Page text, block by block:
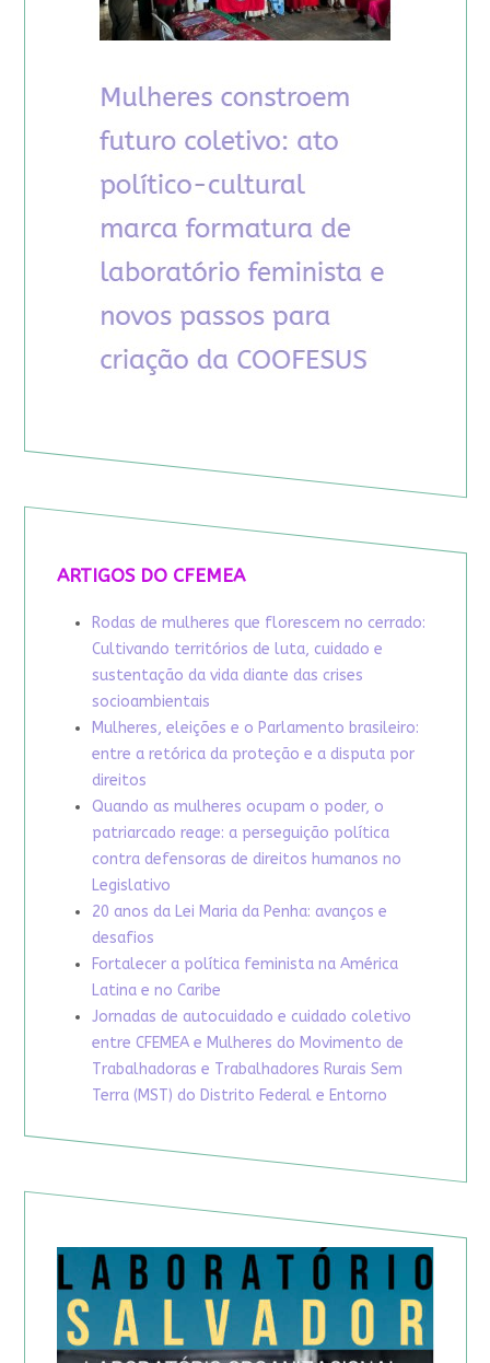
ARTIGOS DO CFEMEA
Rodas de mulheres que florescem no cerrado:
Cultivando territórios de luta, cuidado e
sustentação da vida diante das crises
socioambientais
Mulheres, eleições e o Parlamento brasileiro:
entre a retórica da proteção e a disputa por
direitos
Quando as mulheres ocupam o poder, o
patriarcado reage: a perseguição política
contra defensoras de direitos humanos no
Legislativo
20 anos da Lei Maria da Penha: avanços e
desafios
Fortalecer a política feminista na América
Latina e no Caribe
Jornadas de autocuidado e cuidado coletivo
entre CFEMEA e Mulheres do Movimento de
Trabalhadoras e Trabalhadores Rurais Sem
Terra (MST) do Distrito Federal e Entorno